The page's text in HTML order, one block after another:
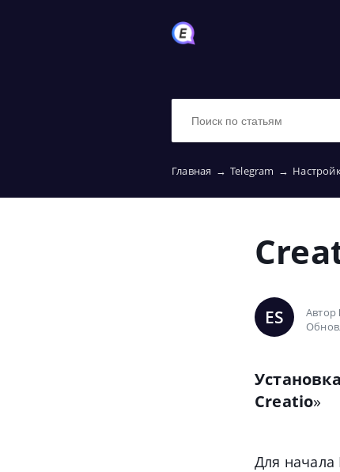
Главная → Telegram →
ES Автор
Установка
Creatio»
Для начала